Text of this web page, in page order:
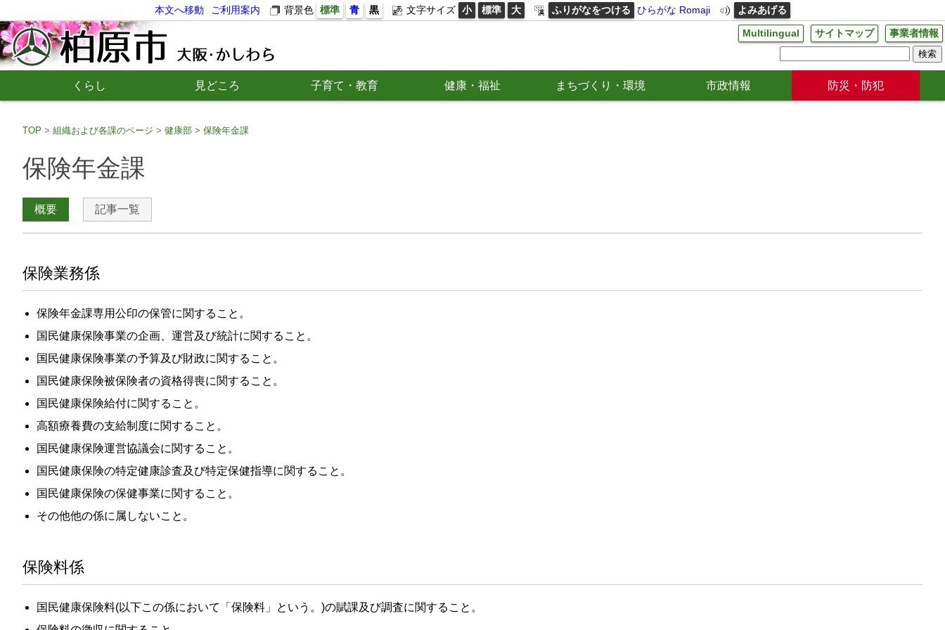
本文へ移動 ご利用案内 背景色 標準 青 黒 文字サイズ 小 標準 大 ふりがなをつける ひらがな Romaji よみあげる
Multilingual サイトマップ 事業者情報
くらし 見どころ 子育て・教育 健康・福祉 まちづくり・環境 市政情報 防災・防犯
TOP 組織および各課のページ 健康部 保険年金課
保険年金課
概要 記事一覧
保険業務係
保険年金課専用公印の保管に関すること。
国民健康保険事業の企画、運営及び統計に関すること。
国民健康保険事業の予算及び財政に関すること。
国民健康保険被保険者の資格得喪に関すること。
国民健康保険給付に関すること。
高額療養費の支給制度に関すること。
国民健康保険運営協議会に関すること。
国民健康保険の特定健康診査及び特定保健指導に関すること。
国民健康保険の保健事業に関すること。
その他他の係に属しないこと。
保険料係
国民健康保険料(以下この係において「保険料」という。)の賦課及び調査に関すること。